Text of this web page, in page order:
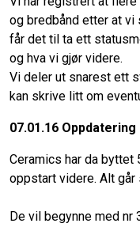
og bredbånd etter at
får det til ta ett
og hva vi gjør videre.
Vi deler ut snarest ett
kan skrive litt om
07.01.16
Ceramics har da byttet
oppstart videre. Alt går
De vil begynne med